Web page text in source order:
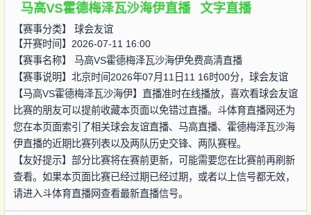
马高VS霍德梅泽瓦沙海伊直播 文字直播
【赛事分类】 球会友谊
【开赛时间】2026-07-11 16:00
【赛事名称】 马高VS霍德梅泽瓦沙海伊免费高清直播
【赛事说明】北京时间2026年07月11日11 16时00分，球会友谊
【马高VS霍德梅泽瓦沙海伊】直播准时在线播放，喜欢看球会友谊
比赛的朋友可以提前收藏本页面以免错过直播。斗体育直播网还为
您在本页面索引了相关球会友谊直播、马高直播、霍德梅泽瓦沙海
伊直播的近期比赛列表以及两队历史交锋、两队赛程。
【友好提示】部分比赛将在赛前更新，可能需要您在比赛前再刷新
查看。如果本页面比赛已经过期已经过期，或者以上信号都无效，
请进入斗体育直播网查看最新直播信号。